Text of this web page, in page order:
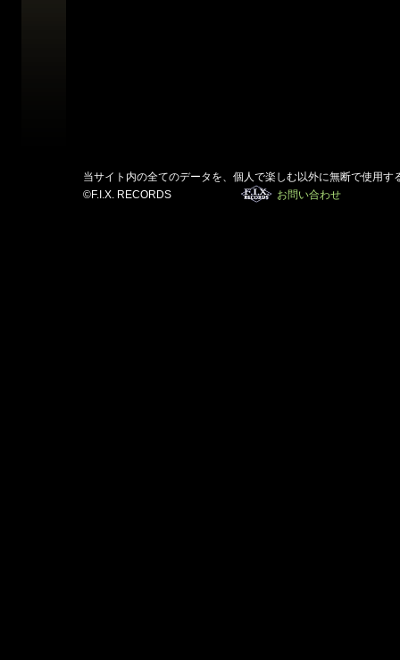
当サイト内の全てのデータを、個人で楽しむ以外に無断で使用す
©F.I.X. RECORDS
お問い合わせ